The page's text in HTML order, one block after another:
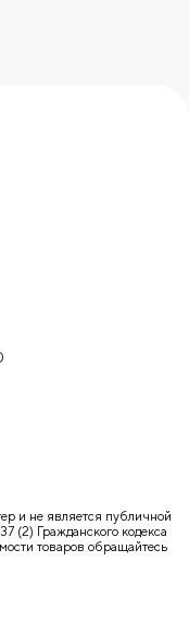
и не является публичной
(2) Гражданского кодекса
товаров обращайтесь